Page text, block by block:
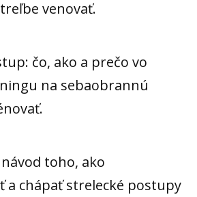
venovať.
čo, ako a prečo vo
na sebaobrannú
toho, ako
a chápať strelecké postupy